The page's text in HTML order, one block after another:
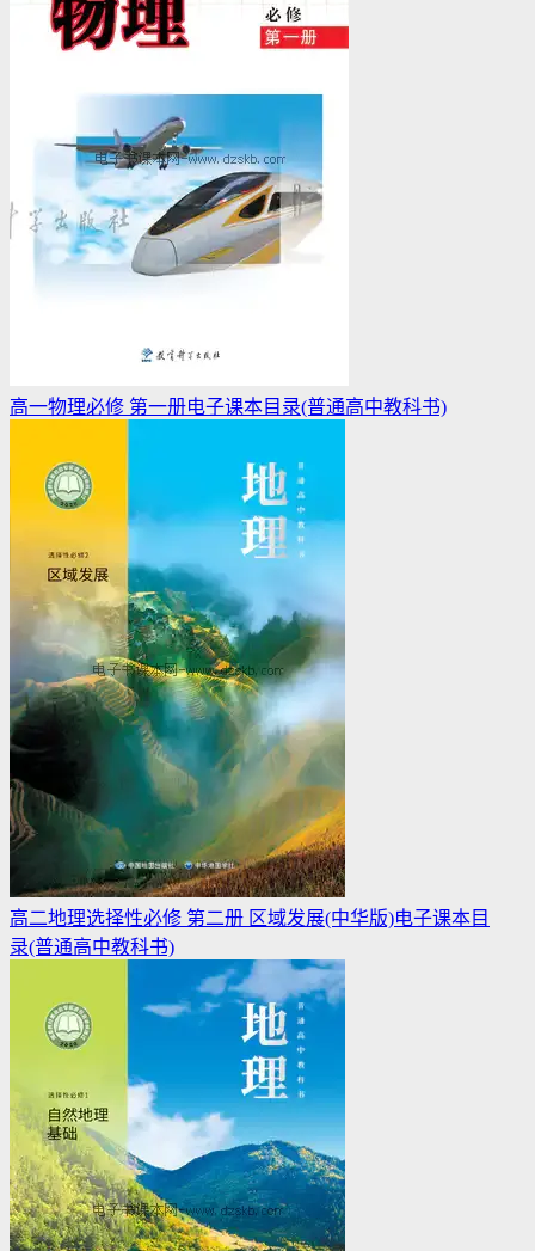
高一物理必修 第一册电子课本目录(普通高中教科书)
高二地理选择性必修 第二册 区域发展(中华版)电子课本目
录(普通高中教科书)